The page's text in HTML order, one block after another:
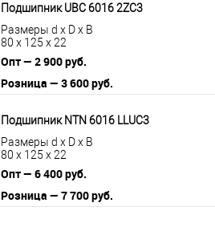
Подшипник UBC 6016 2ZC3
Размеры d x D x B
80 x 125 x 22
Опт — 2 900 руб.
Розница — 3 600 руб.
Подшипник NTN 6016 LLUC3
Размеры d x D x B
80 x 125 x 22
Опт — 6 400 руб.
Розница — 7 700 руб.